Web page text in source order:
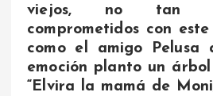
viejos, no tan
comprometidos con
como el amigo Pelusa
emoción planto un
“Elvira la mamá de